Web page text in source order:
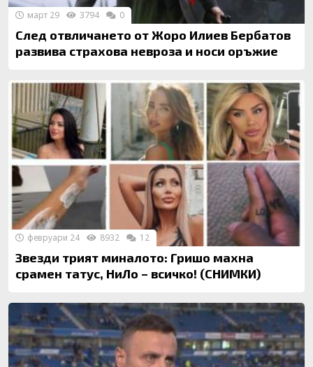
След отвличането от Жоро Илиев Бербатов
развива страхова невроза и носи оръжие
март 29 3794 0
Звезди трият миналото: Гришо махна
срамен татус, НиЛо – всичко! (СНИМКИ)
февруари 24 8932 12